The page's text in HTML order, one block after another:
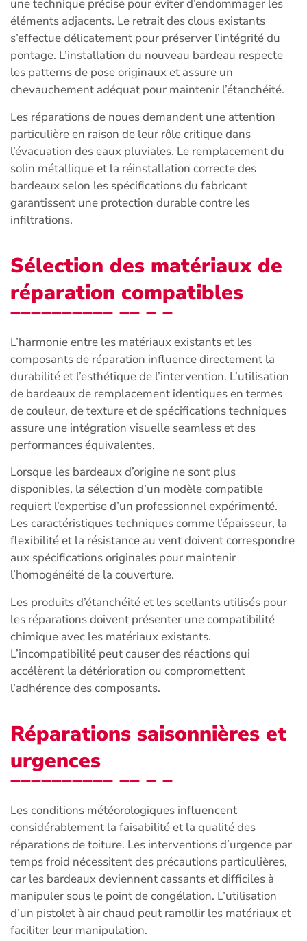
une technique précise pour éviter d’endommager les
éléments adjacents. Le retrait des clous existants
s’effectue délicatement pour préserver l’intégrité du
pontage. L’installation du nouveau bardeau respecte
les patterns de pose originaux et assure un
chevauchement adéquat pour maintenir l’étanchéité.
Les réparations de noues demandent une attention
particulière en raison de leur rôle critique dans
l’évacuation des eaux pluviales. Le remplacement du
solin métallique et la réinstallation correcte des
bardeaux selon les spécifications du fabricant
garantissent une protection durable contre les
infiltrations.
Sélection des matériaux de
réparation compatibles
L’harmonie entre les matériaux existants et les
composants de réparation influence directement la
durabilité et l’esthétique de l’intervention. L’utilisation
de bardeaux de remplacement identiques en termes
de couleur, de texture et de spécifications techniques
assure une intégration visuelle seamless et des
performances équivalentes.
Lorsque les bardeaux d’origine ne sont plus
disponibles, la sélection d’un modèle compatible
requiert l’expertise d’un professionnel expérimenté.
Les caractéristiques techniques comme l’épaisseur, la
flexibilité et la résistance au vent doivent correspondre
aux spécifications originales pour maintenir
l’homogénéité de la couverture.
Les produits d’étanchéité et les scellants utilisés pour
les réparations doivent présenter une compatibilité
chimique avec les matériaux existants.
L’incompatibilité peut causer des réactions qui
accélèrent la détérioration ou compromettent
l’adhérence des composants.
Réparations saisonnières et
urgences
Les conditions météorologiques influencent
considérablement la faisabilité et la qualité des
réparations de toiture. Les interventions d’urgence par
temps froid nécessitent des précautions particulières,
car les bardeaux deviennent cassants et difficiles à
manipuler sous le point de congélation. L’utilisation
d’un pistolet à air chaud peut ramollir les matériaux et
faciliter leur manipulation.